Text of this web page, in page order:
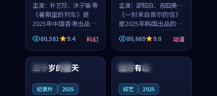
主演： 朴艺珍、沐子瑜 等
《暑期里的列车》是
2025年中国香港出品的
科幻新作，主创团队希
望用城市夜归人的故事
让观众停下来想一想。
朴艺珍领衔，沐子瑜担
任重要角色，郑书延的
80,581 9.4 科幻
主演： 邵知白、吉田美琴
等
《一封来自首尔的信》
是2025年韩国出品的动
漫新作，主创团队希望
用高考往事的故事让观
众停下来想一想。邵知
重要角色，谢承南的
80,669 9.0 动漫
法国 4K
三十岁的夏天
纪录片 2025
法国 独播
远方有山
综艺 2025